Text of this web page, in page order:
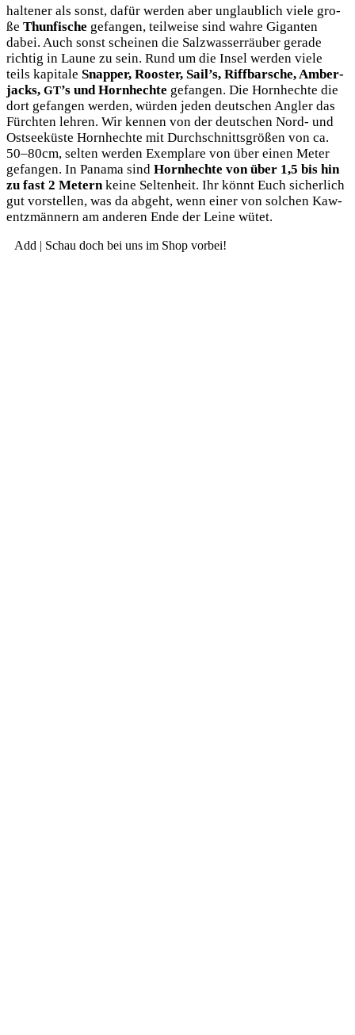
hal­te­ner als sonst, dafür wer­den aber unglaub­lich vie­le gro­
ße Thun­fi­sche gefan­gen, teil­wei­se sind wah­re Gigan­ten
dabei. Auch sonst schei­nen die Salz­was­ser­räu­ber gera­de
rich­tig in Lau­ne zu sein. Rund um die Insel wer­den vie­le
teils kapi­ta­le Snap­per, Roos­ter, Sail’s, Riff­bar­sche, Amber­
jacks, GT’s und Horn­hech­te gefan­gen. Die Horn­hech­te die
dort gefan­gen wer­den, wür­den jeden deut­schen Ang­ler das
Fürch­ten leh­ren. Wir ken­nen von der deut­schen Nord- und
Ost­see­küs­te Horn­hech­te mit Durch­schnitts­grö­ßen von ca.
50–80cm, sel­ten wer­den Exem­pla­re von über einen Meter
gefan­gen. In Pana­ma sind Horn­hech­te von über 1,5 bis hin
zu fast 2 Metern kei­ne Sel­ten­heit. Ihr könnt Euch sicher­lich
gut vor­stel­len, was da abgeht, wenn einer von sol­chen Kaw­
entzmän­nern am ande­ren Ende der Lei­ne wütet.
Add | Schau doch bei uns im Shop vorbei!